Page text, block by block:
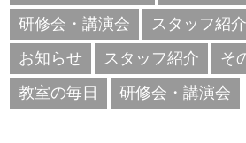
研修会・講演会
スタッフ紹介
お知らせ
スタッフ紹介
そ
教室の毎日
研修会・講演会